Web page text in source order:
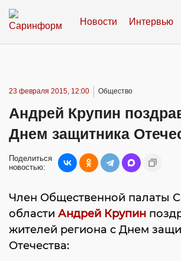
Новости Интервью
23 февраля 2015, 12:00 Общество
Андрей Крупин
Днем защитника
Поделиться
новостью:
Член Общественной палаты
области Андрей Крупин
жителей региона с Днем
Отечества: